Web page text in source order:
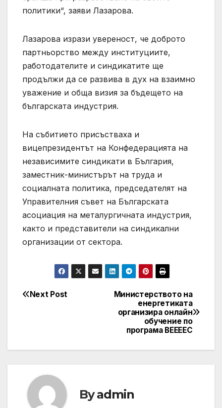
политики“, заяви Лазарова.
Лазарова изрази увереност, че доброто
партньорство между институциите,
работодателите и синдикатите ще
продължи да се развива в дух на взаимно
уважение и обща визия за бъдещето на
българската индустрия.
На събитието присъстваха и
вицепрезидентът на Конфедерацията на
независимите синдикати в България,
заместник-министърът на труда и
социалната политика, председателят на
Управителния съвет на Българската
асоциация на металургичната индустрия,
както и представители на синдикални
организации от сектора.
Post
Министерството на
енергетиката
организира онлайн
обучение по
програма ВЕЕЕЕС
Next Post
Byadmin